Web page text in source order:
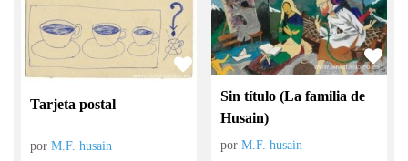
Tarjeta postal
porM.F. husain
Sin título (La familia de
Husain)
porM.F. husain